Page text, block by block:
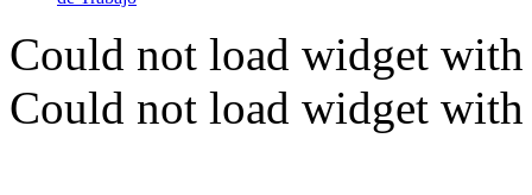
Could not load widget
Could not load widget